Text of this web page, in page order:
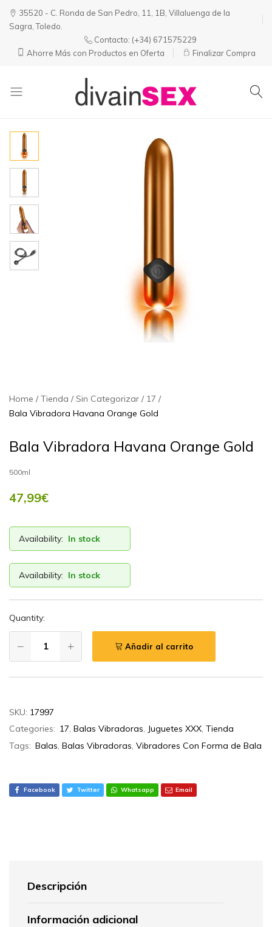
35520 - C. Ronda de San Pedro, 11, 1B, Villaluenga de la
Sagra, Toledo.
Contacto: (+34) 671575229
Ahorre Más con Productos en Oferta
Finalizar Compra
Home Tienda Sin Categorizar
17
Bala Vibradora Havana Orange Gold
Bala Vibradora Havana Orange Gold
500ml
47,99€
Availability: In stock
Availability: In stock
Quantity:
Añadir al carrito
SKU: 17997
Categories: 17, Balas Vibradoras, Juguetes XXX, Tienda
Tags: Balas, Balas Vibradoras, Vibradores Con Forma de Bala
Facebook Twitter Whatsapp Email
Descripción
Información adicional